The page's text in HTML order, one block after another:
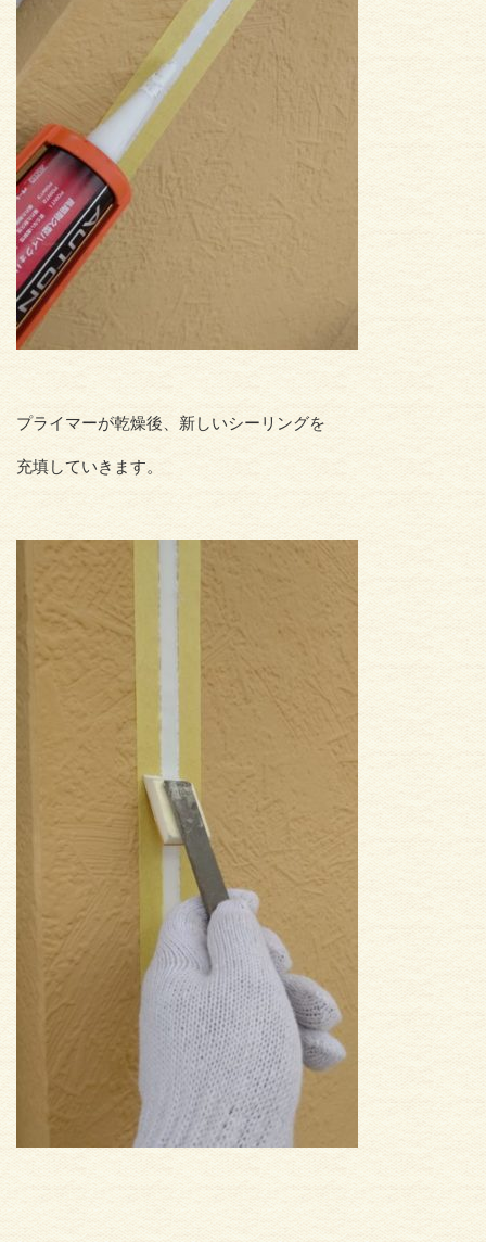
プライマーが乾燥後、新しいシーリングを
充填していきます。